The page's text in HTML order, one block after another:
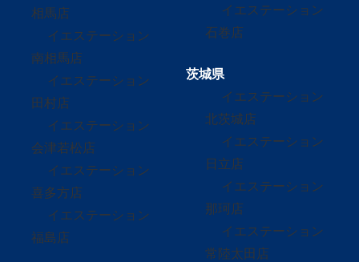
相馬店
イエステーション
南相馬店
イエステーション
田村店
イエステーション
会津若松店
イエステーション
喜多方店
イエステーション
福島店
イエステーション
石巻店
茨城県
イエステーション
北茨城店
イエステーション
日立店
イエステーション
那珂店
イエステーション
常陸太田店